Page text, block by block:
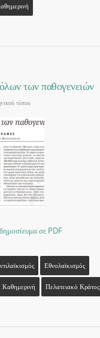
των παθογενειών
τύπου
σε PDF
Εθνολαϊκισμός
Πελατειακό Κράτος